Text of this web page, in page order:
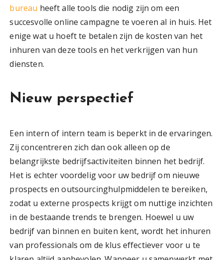
bureau heeft alle tools die nodig zijn om een
succesvolle online campagne te voeren al in huis. Het
enige wat u hoeft te betalen zijn de kosten van het
inhuren van deze tools en het verkrijgen van hun
diensten.
Nieuw perspectief
Een intern of intern team is beperkt in de ervaringen.
Zij concentreren zich dan ook alleen op de
belangrijkste bedrijfsactiviteiten binnen het bedrijf.
Het is echter voordelig voor uw bedrijf om nieuwe
prospects en outsourcinghulpmiddelen te bereiken,
zodat u externe prospects krijgt om nuttige inzichten
in de bestaande trends te brengen. Hoewel u uw
bedrijf van binnen en buiten kent, wordt het inhuren
van professionals om de klus effectiever voor u te